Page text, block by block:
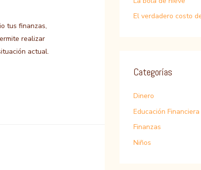
tus finanzas,
realizar
actual.
El verdadero costo
Categorías
Dinero
Educación Financiera
Finanzas
Niños